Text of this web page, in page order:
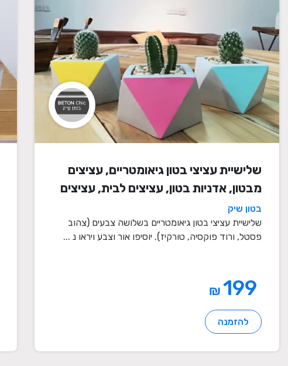
שלישיית עציצי בטון גיאומטריים, עציצים
מבטון, אדניות בטון, עציצים לבית, עציצים
מיוחדים, עציצים מעוצבים, עציצי מתנה,
מתנות לחגים
בטון שיק
שלישיית עציצי בטון גיאומטריים בשלושה צבעים (צהוב
פסטל, ורוד פוקסיה, טורקיז). יוסיפו אור וצבע ויראו נ ...
₪
להזמנה